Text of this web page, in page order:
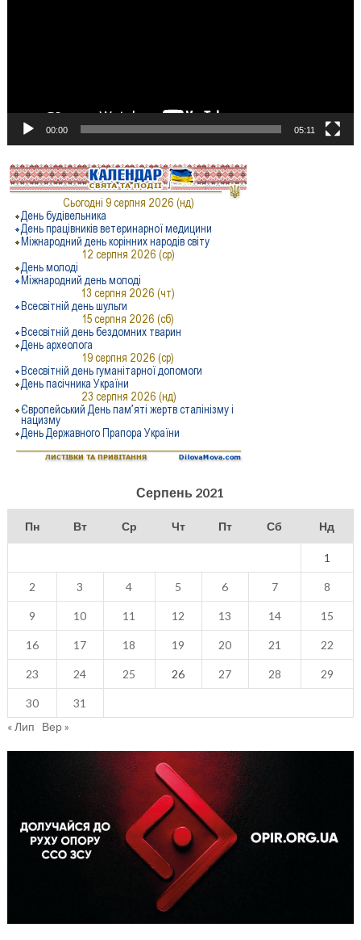
00:00 05:11
Серпень 2021
Пн Вт Ср Чт Пт Сб Нд
1
2 3 4 5 6 7 8
9 10 11 12 13 14 15
16 17 18 19 20 21 22
23 24 25 26 27 28 29
30
31
« Лип
Вер »